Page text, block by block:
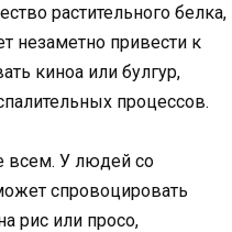
растительного белка,
незаметно привести к
киноа или булгур,
процессов.
всем. У людей со
спровоцировать
рис или просо,